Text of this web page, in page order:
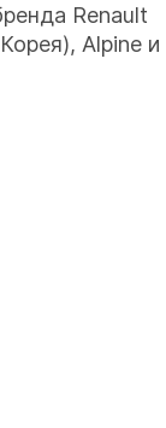
Renault
Alpine и